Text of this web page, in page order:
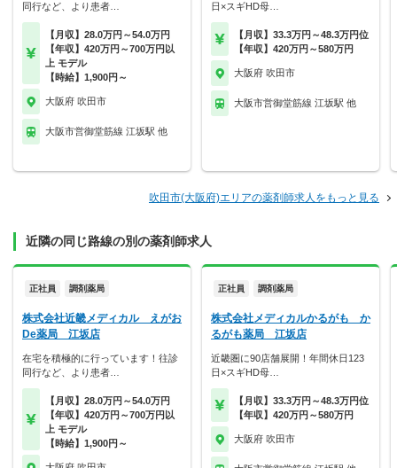
同行など、より患者…
【月収】28.0万円～54.0万円
【年収】420万円～700万円以
上 モデル
【時給】1,900円～
大阪府 吹田市
大阪市営御堂筋線 江坂駅 他
日×スギHD母…
【月収】33.3万円～48.3万円位
【年収】420万円～580万円
大阪府 吹田市
大阪市営御堂筋線 江坂駅 他
吹田市(大阪府)エリアの薬剤師求人をもっと見る
近隣の同じ路線の別の薬剤師求人
正社員 調剤薬局
株式会社近畿メディカル えがお
De薬局 江坂店
在宅を積極的に行っています！往診
同行など、より患者…
【月収】28.0万円～54.0万円
【年収】420万円～700万円以
上 モデル
【時給】1,900円～
正社員 調剤薬局
株式会社メディカルかるがも か
るがも薬局 江坂店
近畿圏に90店舗展開！年間休日123
日×スギHD母…
【月収】33.3万円～48.3万円位
【年収】420万円～580万円
大阪府 吹田市